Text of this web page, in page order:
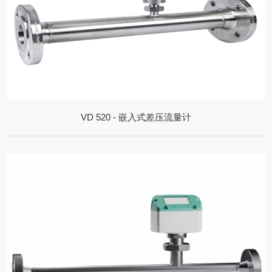
VD 520 - 嵌入式差压流量计